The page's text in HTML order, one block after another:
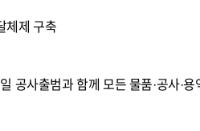
체제 구축
공사출범과 함께 모든 물품·공사·